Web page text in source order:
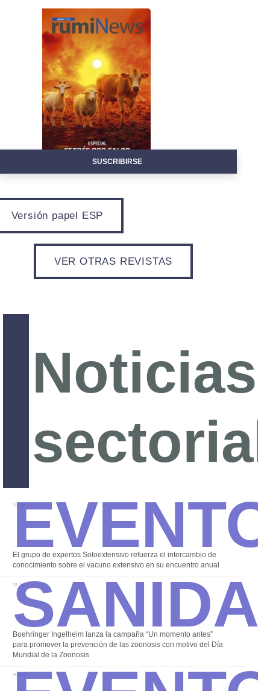
SUSCRIBIRSE
Versión papel ESP
VER OTRAS REVISTAS
Noticias
15 Jul
El grupo de expertos Soloextensivo refuerza el intercambio de
conocimiento sobre el vacuno extensivo en su encuentro anual
08 Jul
Boehringer Ingelheim lanza la campaña “Un momento antes”
para promover la prevención de las zoonosis con motivo del Día
Mundial de la Zoonosis
30 Jun